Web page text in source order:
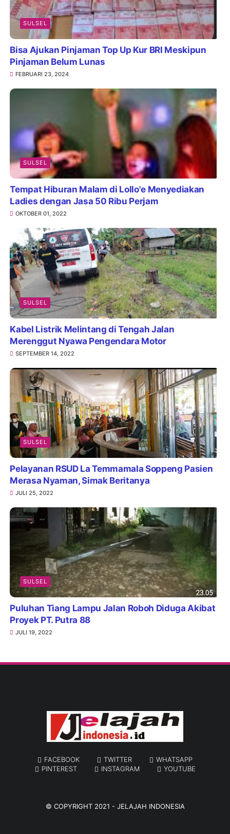
SULSEL
Bisa Ajukan Pinjaman Top Up Kur BRI Meskipun
Pinjaman Belum Lunas
FEBRUARI 23, 2024
SULSEL
Tempat Hiburan Malam di Lollo'e Menyediakan
Ladies dengan Jasa 50 Ribu Perjam
OKTOBER 01, 2022
SULSEL
Kabel Listrik Melintang di Tengah Jalan
Merenggut Nyawa Pengendara Motor
SEPTEMBER 14, 2022
SULSEL
Pelayanan RSUD La Temmamala Soppeng Pasien
Merasa Nyaman, Simak Beritanya
JULI 25, 2022
SULSEL
Puluhan Tiang Lampu Jalan Roboh Diduga Akibat
Proyek PT. Putra 88
JULI 19, 2022
FACEBOOK TWITTER
WHATSAPP
PINTEREST
INSTAGRAM YOUTUBE
© COPYRIGHT 2021 - JELAJAH INDONESIA